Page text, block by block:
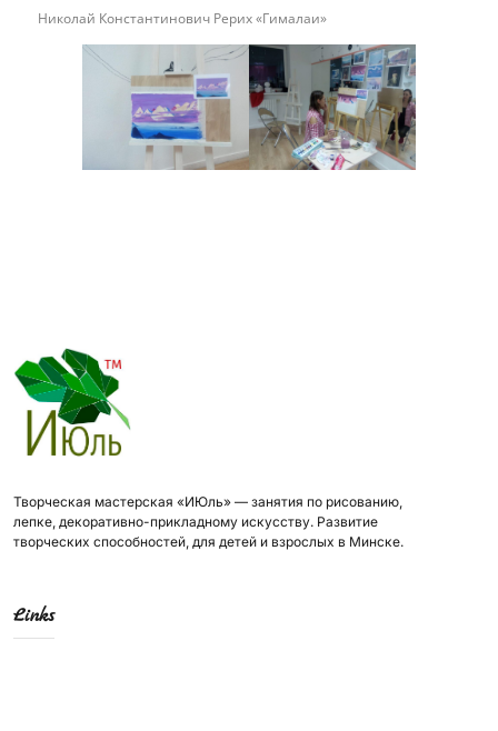
Николай Константинович Рерих «Гималаи»
Творческая мастерская «ИЮль» — занятия по рисованию,
лепке, декоративно-прикладному искусству. Развитие
творческих способностей, для детей и взрослых в Минске.
Links